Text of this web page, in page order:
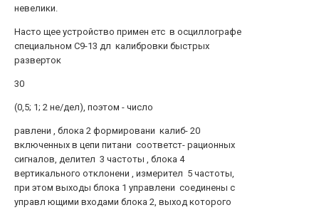
невелики.
Насто щее устройство примен етс в осциллографе
специальном С9-13 дл калибровки быстрых
разверток
30
(0,5; 1; 2 не/дел), поэтом - число
равлени , блока 2 формировани калиб- 20
включенных в цепи питани соответст- рационных
сигналов, делител 3 частоты , блока 4
вертикального отклонени , измерител 5 частоты,
при этом выходы блока 1 управлени соединены с
управл ющими входами блока 2, выход которого